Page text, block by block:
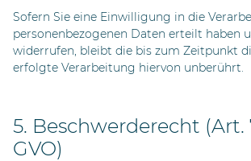
Sofern Sie eine Einwilligung in die
personenbezogenen Daten erteilt haben
widerrufen, bleibt die bis zum Zeitpunkt
erfolgte Verarbeitung hiervon unberührt.
5. Beschwerderecht (Art.
GVO)